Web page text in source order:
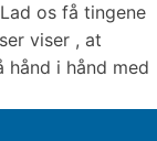
os få tingene
viser , at
hånd i hånd med